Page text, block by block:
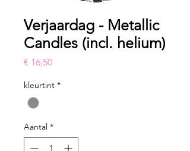
Verjaardag - Metallic
Candles (incl. helium)
€ 16,50Prijs
kleurtint *
Aantal *